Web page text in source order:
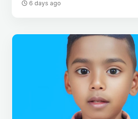
6 days ago